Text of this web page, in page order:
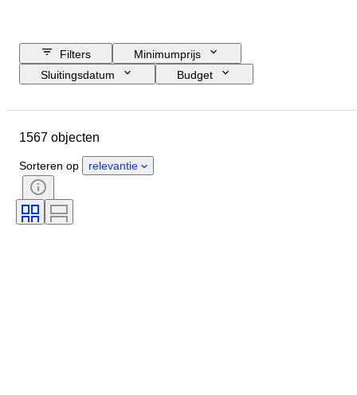
Filters
Minimumprijs
Sluitingsdatum
Budget
Land van herkomst
Geslacht
Conditie
Certificaat
Techniek
Oplage
1567 objecten
Sorteren op relevantie